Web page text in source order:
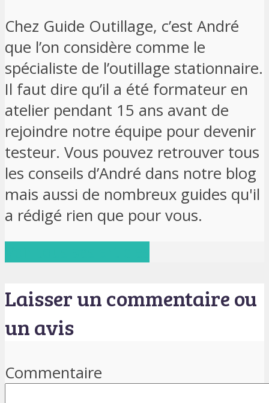
Chez Guide Outillage, c’est André
que l’on considère comme le
spécialiste de l’outillage stationnaire.
Il faut dire qu’il a été formateur en
atelier pendant 15 ans avant de
rejoindre notre équipe pour devenir
testeur. Vous pouvez retrouver tous
les conseils d’André dans notre blog
mais aussi de nombreux guides qu'il
a rédigé rien que pour vous.
Laisser un commentaire ou
un avis
Commentaire